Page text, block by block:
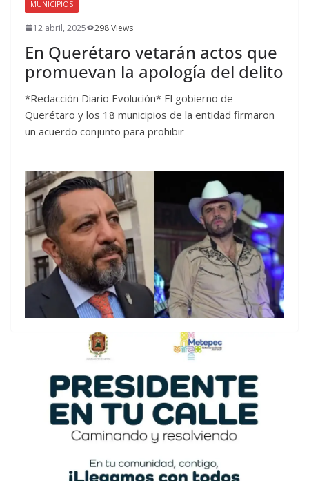
MUNICIPIOS
12 abril, 2025 298 Views
En Querétaro vetarán actos que
promuevan la apología del delito
*Redacción Diario Evolución* El gobierno de
Querétaro y los 18 municipios de la entidad firmaron
un acuerdo conjunto para prohibir